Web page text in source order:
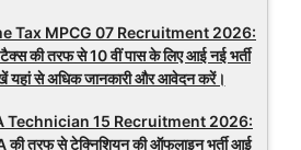
Tax MPCG 07 Recruitment 2026:
की तरफ से 10 वीं पास के लिए आई नई भर्ती
यहां से अधिक जानकारी और आवेदन करें।
Technician 15 Recruitment 2026:
की तरफ से टेक्निशियन की ऑफलाइन भर्ती आई